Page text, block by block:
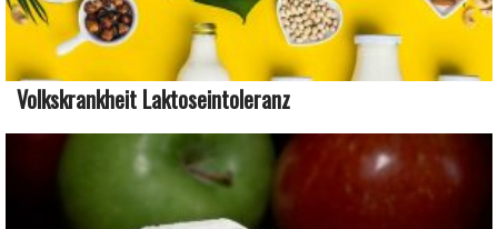
Volkskrankheit Laktoseintoleranz